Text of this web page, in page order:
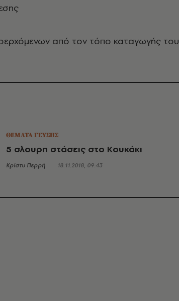
από τον τόπο καταγωγής του
ΘΕΜΑΤΑ ΓΕΥΣΗΣ
5 σλουρπ στάσεις στο Κουκάκι
Κρίστυ Περρή 18.11.2018, 09:43